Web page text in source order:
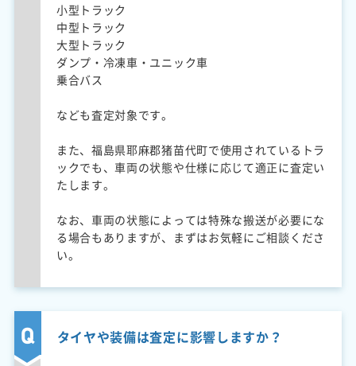
小型トラック
中型トラック
大型トラック
ダンプ・冷凍車・ユニック車
乗合バス
なども査定対象です。
また、福島県耶麻郡猪苗代町で使用されているトラ
ックでも、車両の状態や仕様に応じて適正に査定い
たします。
なお、車両の状態によっては特殊な搬送が必要にな
る場合もありますが、まずはお気軽にご相談くださ
い。
タイヤや装備は査定に影響しますか？